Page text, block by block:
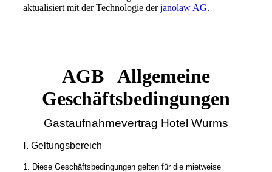
aktualisiert mit der Technologie derjanolaw AG.
AGB Allgemeine
Geschäftsbedingungen
Gastaufnahmevertrag Hotel Wurms
Ⅰ. Geltungsbereich
1. Diese Geschäftsbedingungen gelten für die mietweise